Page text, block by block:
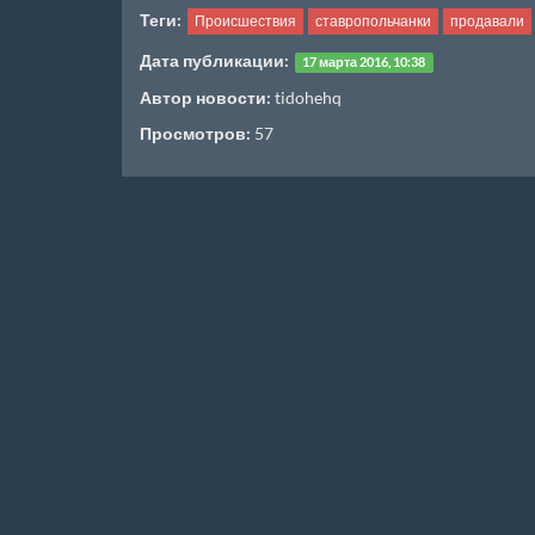
Теги: Происшествия ставропольчанки продавали
Дата публикации: 17 марта 2016, 10:38
Автор новости: tidohehq
Просмотров: 57